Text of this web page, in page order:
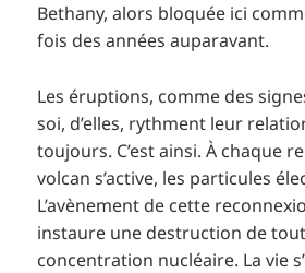
Bethany, alors bloquée ici
fois des années auparavant.
Les éruptions, comme des
soi, d’elles, rythment leur
toujours. C’est ainsi. À chaque
volcan s’active, les particules
L’avènement de cette
instaure une destruction de
concentration nucléaire. La vie